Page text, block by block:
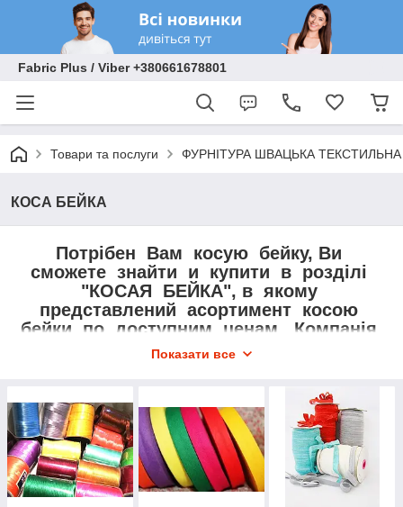
Fabric Plus / Viber +380661678801
Товари та послуги ФУРНІТУРА ШВАЦЬКА ТЕКСТИЛЬНА
КОСА БЕЙКА
Потрібен Вам косую бейку, Ви
сможете знайти и купити в розділі
"КОСАЯ БЕЙКА", в якому
представлений асортимент косою
бейки, по доступним ценам . Компанія
"Fabric Plus" надає для продажу,
стрейчеву, атласную, матовую,
трикотажную, шотландку.
Показати все